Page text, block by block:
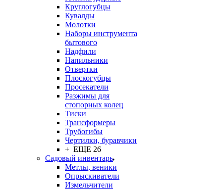
Круглогубцы
Кувалды
Молотки
Наборы инструмента
бытового
Надфили
Напильники
Отвертки
Плоскогубцы
Просекатели
Разжимы для
стопорных колец
Тиски
Трансформеры
Трубогибы
Чертилки, буравчики
+ ЕЩЕ 26
Садовый инвентарь
Метлы, веники
Опрыскиватели
Измельчители